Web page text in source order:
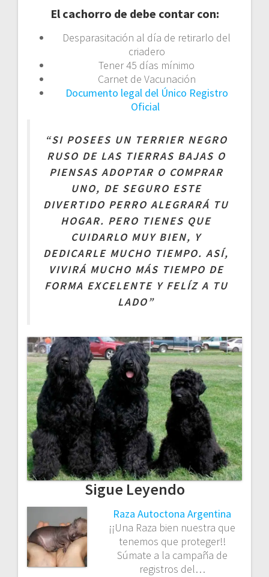
El cachorro de debe contar con:
Desparasitación al día de retirarlo del
criadero
Tener 45 días mínimo
Carnet de Vacunación
Documento legal del Único Registro
Oficial
“SI POSEES UN TERRIER NEGRO
RUSO DE LAS TIERRAS BAJAS O
PIENSAS ADOPTAR O COMPRAR
UNO, DE SEGURO ESTE
DIVERTIDO PERRO ALEGRARÁ TU
HOGAR. PERO TIENES QUE
CUIDARLO MUY BIEN, Y
DEDICARLE MUCHO TIEMPO. ASÍ,
VIVIRÁ MUCHO MÁS TIEMPO DE
FORMA EXCELENTE Y FELÍZ A TU
LADO”
Sigue Leyendo
Raza Autoctona Argentina
¡¡Una Raza bien nuestra que
tenemos que proteger!!
Súmate a la campaña de
registros del…